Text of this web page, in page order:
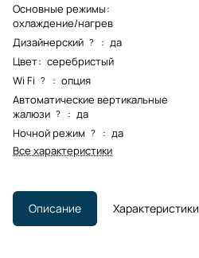
Основные режимы:
охлаждение/нагрев
Дизайнерский ? : да
Цвет: серебристый
Wi Fi ? : опция
Автоматические вертикальные
жалюзи ? : да
Ночной режим ? : да
Все характеристики
Описание Характеристики